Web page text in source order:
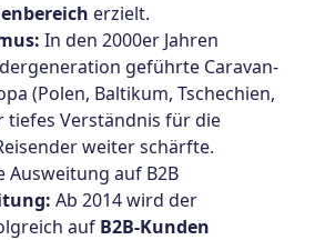
erzielt.
In den 2000er Jahren
geführte Caravan-
(Polen, Baltikum, Tschechien,
tiefes Verständnis für die
weiter schärfte.
Ausweitung auf B2B
Ab 2014 wird der
auf B2B-Kunden